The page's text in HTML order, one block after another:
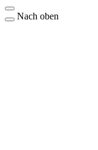
Nach oben